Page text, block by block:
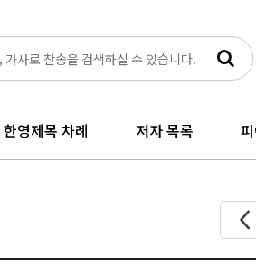
한영제목 차례 저자 목록